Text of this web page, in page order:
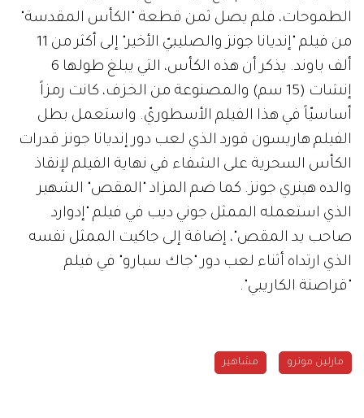
الطموحات، فلم يصل ثمن قطعة "الكأس المقدسة"
من فيلم "إنديانا جونز والصليبيّ الأخير" إلى أكثر من 11
ألف باوند. يذكر أن هذه الكأس، التي يبلغ طولها 6
إنشات (15 سم) والمصنوعة من الخزف، كانت رمزاً
أساسيّاً في هذا الفيلم الأسطوريّ. واستعمل بطل
الفيلم هاريسون فورد الذي لعب دور إنديانا جونز قدرات
الكأس السحرية على الشفاء في نهاية الفيلم لإنقاذ
والده هينري جونز. كما ضم المزاد "المقص" الشهير
الذي استعمله الممثل جوني ديب في فيلم "إدوارد
صاحب يد المقص"، إضافة إلى جاكيت الممثل نفسه
الذي ارتداه أثناء لعب دور "جاك سبارو" في فيلم
"قراصنة الكاريبي".
مارلين مونرو مشاهير